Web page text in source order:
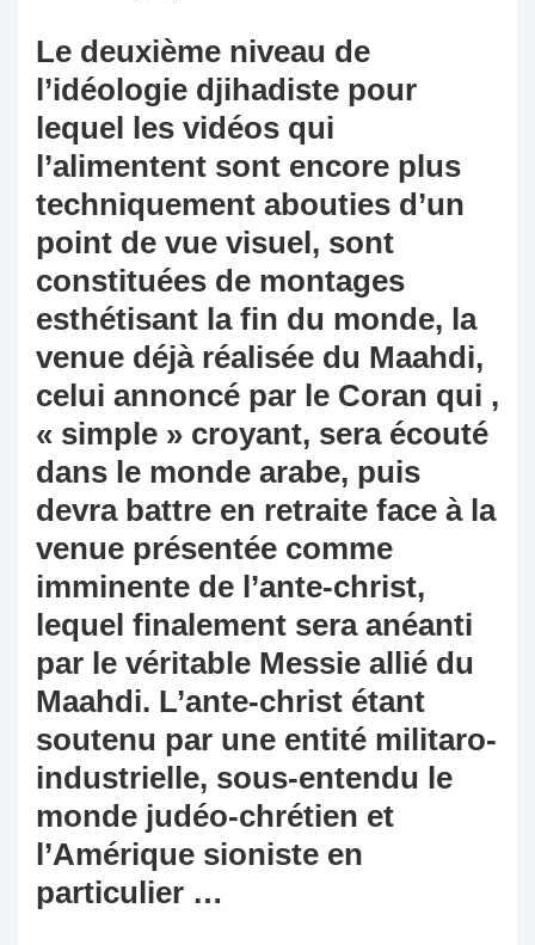
Le deuxième niveau de
l’idéologie djihadiste pour
lequel les vidéos qui
l’alimentent sont encore plus
techniquement abouties d’un
point de vue visuel, sont
constituées de montages
esthétisant la fin du monde, la
venue déjà réalisée du Maahdi,
celui annoncé par le Coran qui ,
« simple » croyant, sera écouté
dans le monde arabe, puis
devra battre en retraite face à la
venue présentée comme
imminente de l’ante-christ,
lequel finalement sera anéanti
par le véritable Messie allié du
Maahdi. L’ante-christ étant
soutenu par une entité militaro-
industrielle, sous-entendu le
monde judéo-chrétien et
l’Amérique sioniste en
particulier …